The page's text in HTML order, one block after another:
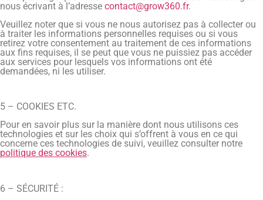
nous écrivant à l’adresse contact@grow360.fr.
Veuillez noter que si vous ne nous autorisez pas à collecter ou
à traiter les informations personnelles requises ou si vous
retirez votre consentement au traitement de ces informations
aux fins requises, il se peut que vous ne puissiez pas accéder
aux services pour lesquels vos informations ont été
demandées, ni les utiliser.
5 – COOKIES ETC.
Pour en savoir plus sur la manière dont nous utilisons ces
technologies et sur les choix qui s’offrent à vous en ce qui
concerne ces technologies de suivi, veuillez consulter notre
politique des cookies.
6 – SÉCURITÉ :